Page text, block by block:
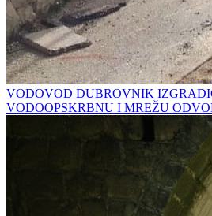
VODOVOD DUBROVNIK
VODOOPSKRBNU I MREŽU